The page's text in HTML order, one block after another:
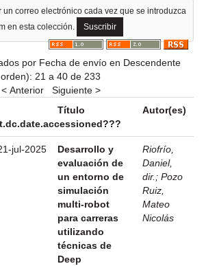
correo electrónico cada vez que se introduzca
en esta colección.
por Fecha de envío en Descendente
orden): 21 a 40 de 233
< Anterior
Siguiente >
Título Autor(es)
jul-2025
Desarrollo y
evaluación de
un entorno de
simulación
multi-robot
para carreras
utilizando
técnicas de
Deep
Riofrío,
Daniel,
dir. ; Pozo
Ruiz,
Mateo
Nicolás